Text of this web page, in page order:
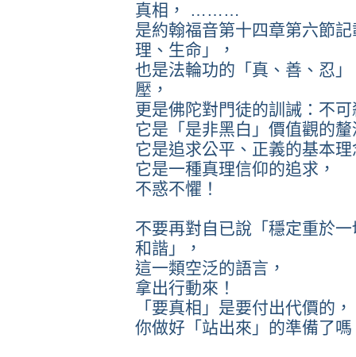
真相， ………
是約翰福音第十四章第六節
理、生命」，
也是法輪功的「真、善、忍
壓，
更是佛陀對門徒的訓誡：不
它是「是非黑白」價值觀的釐
它是追求公平、正義的基本理
它是一種真理信仰的追求，
不惑不懼！
不要再對自已說「穩定重於
和諧」，
這一類空泛的語言，
拿出行動來！
「要真相」是要付出代價的，
你做好「站出來」的準備了嗎